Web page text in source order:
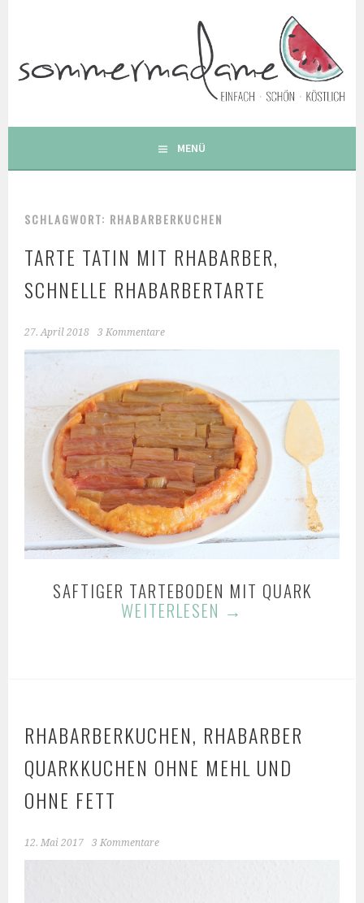
FOODBLOG – GESUNDE LECKERE EINFACHE BUNTE UND
BESONDERE REZEPTE
MENÜ
SCHLAGWORT: RHABARBERKUCHEN
TARTE TATIN MIT RHABARBER,
SCHNELLE RHABARBERTARTE
27. April 2018 3 Kommentare
SAFTIGER TARTEBODEN MIT QUARK
WEITERLESEN →
RHABARBERKUCHEN, RHABARBER
QUARKKUCHEN OHNE MEHL UND
OHNE FETT
12. Mai 2017 3 Kommentare